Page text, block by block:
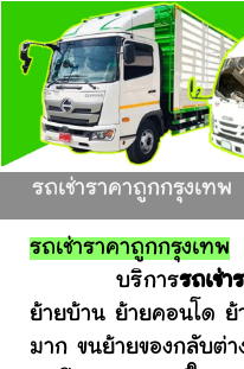
รถเช่าราคาถูกกรุงเทพ
รถเช่าราคาถูกกรุงเทพ
บริการรถเช่า
ย้ายบ้าน ย้ายคอนโด
มาก ขนย้ายของกลับต่